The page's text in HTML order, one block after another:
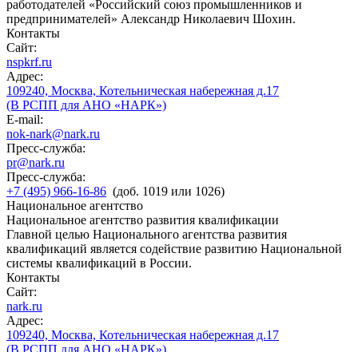
работодателей «Российский союз промышленников и
предпринимателей» Александр Николаевич Шохин.
Контакты
Сайт:
nspkrf.ru
Адрес:
109240, Москва, Котельническая набережная д.17
(В РСПП для АНО «НАРК»)
E-mail:
nok-nark@nark.ru
Пресс-служба:
pr@nark.ru
Пресс-служба:
+7 (495) 966-16-86 (доб. 1019 или 1026)
Национальное агентство
Национальное агентство развития квалификации
Главной целью Национального агентства развития
квалификаций является содействие развитию Национальной
системы квалификаций в России.
Контакты
Сайт:
nark.ru
Адрес:
109240, Москва, Котельническая набережная д.17
(В РСПП для АНО «НАРК»)